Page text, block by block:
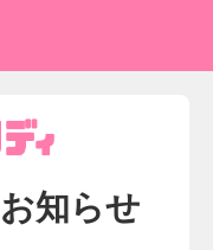
お知らせ